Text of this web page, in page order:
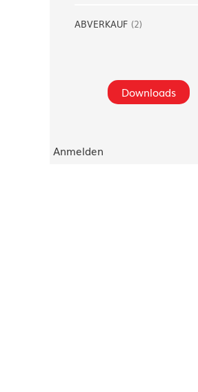
ABVERKAUF (2)
Downloads
Anmelden